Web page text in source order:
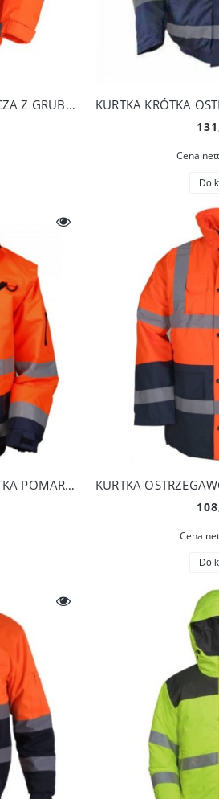
KURTKA KRÓTKA OSTRZEGAWCZA Z GRUBĄ PODSZEWKĄ VIZWELL
Cena
Do
KURTKA OSTRZEGAWCZA KRÓTKA POMARAŃCZOWA VIZWELL
Cena
Do